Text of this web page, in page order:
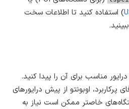
) استفاده کنید تا اطلاعات سخت
مناسب برای آن را پیدا کنید.
پرکاربرد، اوبونتو از پیش درایورهای
خاصتر ممکن است نیاز به